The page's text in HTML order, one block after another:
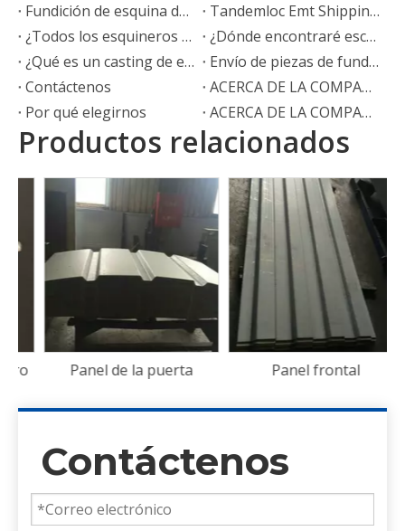
Fundición de esquina de contenedor, Fundición de contenedor
Tandemloc Emt Shipping Iso 1161 Contenedores de esquina
¿Todos los esquineros son iguales?
¿Dónde encontraré escayolas de esquina?
¿Qué es un casting de esquina?
Envío de piezas de fundición de esquina para contenedores ISO
Contáctenos
ACERCA DE LA COMPAÑÍA
Por qué elegirnos
ACERCA DE LA COMPAÑÍA
Productos relacionados
Panel de la puerta Panel frontal
Contáctenos